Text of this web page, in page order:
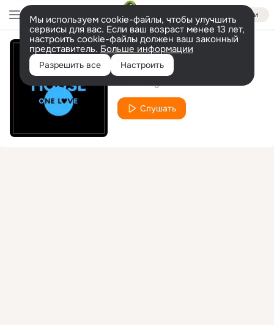
Войти
Мы используем cookie-файлы, чтобы улучшить
сервисы для вас. Если ваш возраст менее 13 лет,
настроить cookie-файлы должен ваш законный
представитель. Больше информации
Разрешить все Настроить
Double Yo
Слушать